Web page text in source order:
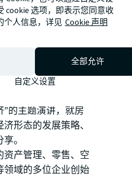
迅雷、仲量联行亚太
和仲量联行大中
从全球视角为中国经
学恒隆房地产研究中
中国区研究部总监姚
的主题演讲，就房
形态的发展策略、
。
产管理、零售、空
领域的多位企业创始
cookie 选项，即表示您同意收
个人信息，详见 Cookie 声明
全部允许
自定义设置